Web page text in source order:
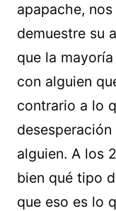
apapache,
demuestre su
que la
con alguien
contrario a lo
alguien. A los
bien qué tipo
que eso es lo